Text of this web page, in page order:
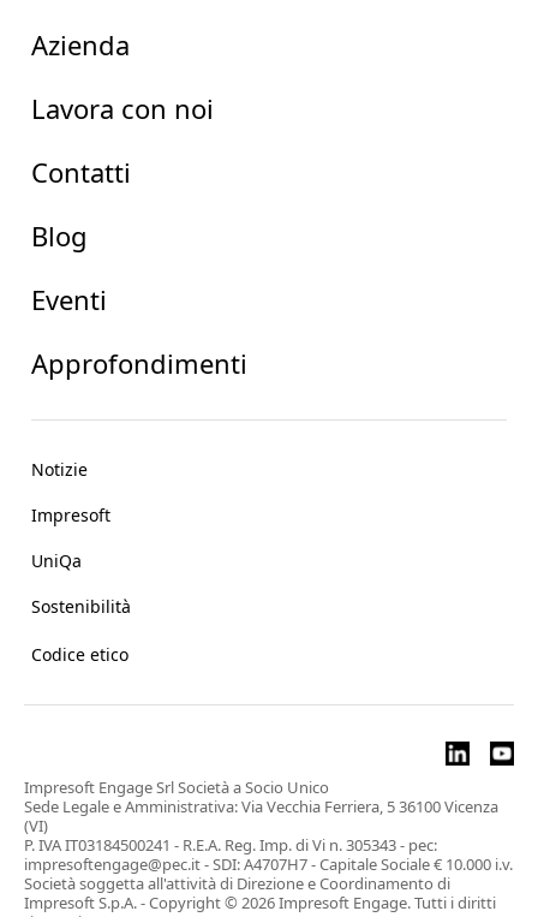
Azienda
Lavora con noi
Contatti
Blog
Eventi
Approfondimenti
Notizie
Impresoft
UniQa
Sostenibilità
Codice etico
Impresoft Engage Srl Società a Socio Unico
Sede Legale e Amministrativa: Via Vecchia Ferriera, 5 36100 Vicenza
(VI)
P. IVA IT03184500241 - R.E.A. Reg. Imp. di Vi n. 305343 - pec:
impresoftengage@pec.it - SDI: A4707H7 - Capitale Sociale € 10.000 i.v.
Società soggetta all'attività di Direzione e Coordinamento di
Impresoft S.p.A. - Copyright © 2026 Impresoft Engage. Tutti i diritti